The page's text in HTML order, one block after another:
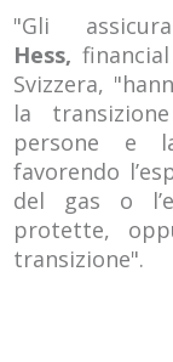
"Gli
Hess,
Svizzera,
la
persone e
favorendo
del gas o
protette,
transizione".